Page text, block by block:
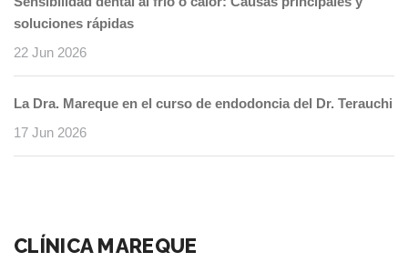
soluciones rápidas
22 Jun 2026
La Dra. Mareque en el curso de endodoncia del Dr. Terauchi
17 Jun 2026
CLÍNICA MAREQUE